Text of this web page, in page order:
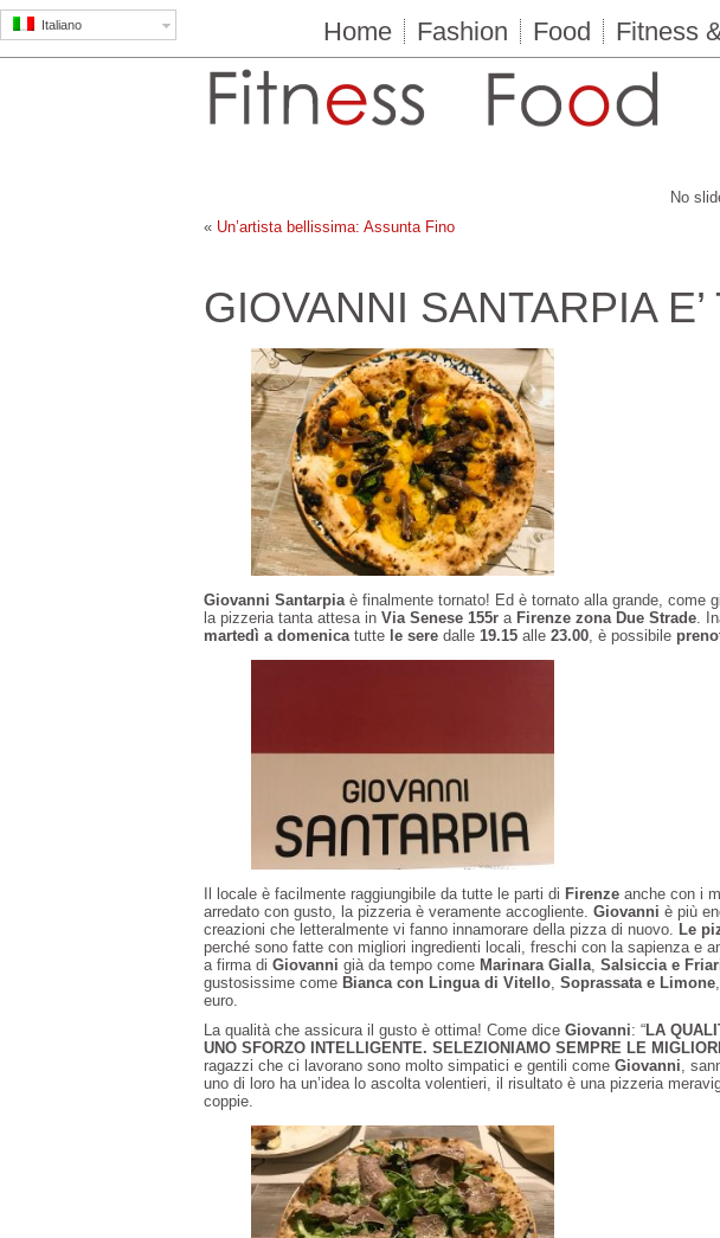
Italiano Home Fashion Food Fitness
No
« Un’artista bellissima: Assunta Fino
GIOVANNI SANTARPIA E’
Giovanni Santarpiaè finalmente tornato! Ed è tornato alla grande, come
la pizzeria tanta attesa in Via Senese 155r a Firenze zona Due Strade.
martedì a domenicatutte le sere dalle 19.15 alle 23.00, è possibile
Il locale è facilmente raggiungibile da tutte le parti di Firenze anche con i
arredato con gusto, la pizzeria è veramente accogliente. Giovanni è più
creazioni che letteralmente vi fanno innamorare della pizza di nuovo. Le
perché sono fatte con migliori ingredienti locali, freschi con la sapienza e
a firma di Giovanni già da tempo come Marinara Gialla, Salsiccia e
gustosissime come Bianca con Lingua di Vitello, Soprassata e Limone,
euro.
La qualità che assicura il gusto è ottima! Come dice Giovanni: “LA
UNO SFORZO INTELLIGENTE. SELEZIONIAMO SEMPRE LE
ragazzi che ci lavorano sono molto simpatici e gentili come Giovanni,
uno di loro ha un’idea lo ascolta volentieri, il risultato è una pizzeria
coppie.